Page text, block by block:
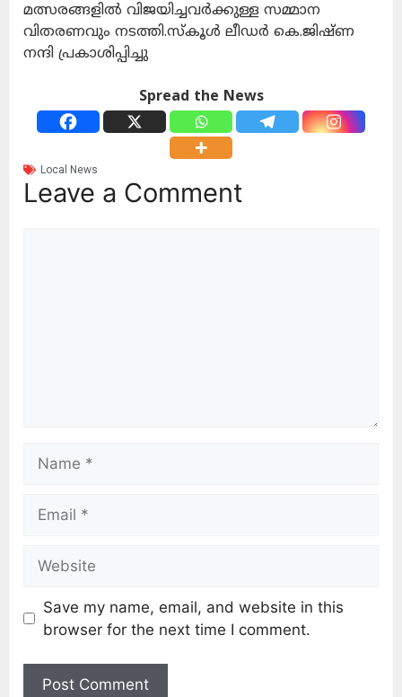
മത്സരങ്ങളിൽ വിജയിച്ചവർക്കുള്ള സമ്മാന
വിതരണവും നടത്തി.സ്കൂൾ ലീഡർ കെ.ജിഷ്ണ
നന്ദി പ്രകാശിപ്പിച്ചു
Spread the News
Local News
Leave a Comment
Save my name, email, and website in this
browser for the next time I comment.